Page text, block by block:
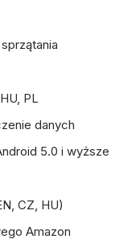
PL
danych
5.0 i wyższe
CZ, HU)
Amazon